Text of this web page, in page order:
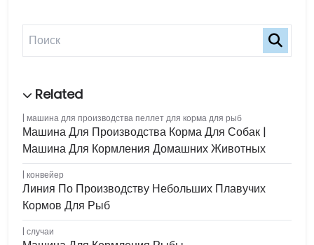
машина для производства пеллет для корма для рыб
Машина Для Производства Корма Для Собак |
Машина Для Кормления Домашних Животных
конвейер
Линия По Производству Небольших Плавучих
Кормов Для Рыб
случаи